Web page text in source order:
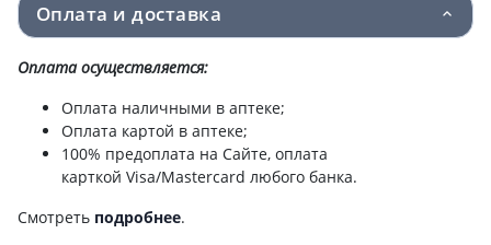
Avent scy763/02 соска силик anti-colics
3мес №2
378 грн.
носиком 6+мес девоч 200мл
Avent (Авент) 551/05 чашка непроливайка
с носиком 6+мес мальч 200мл
Оплата и доставка
Оплата осуществляется:
Оплата наличными в аптеке;
Оплата картой в аптеке;
100% предоплата на Сайте, оплата
карткой Visa/Mastercard любого банка.
Смотреть подробнее.